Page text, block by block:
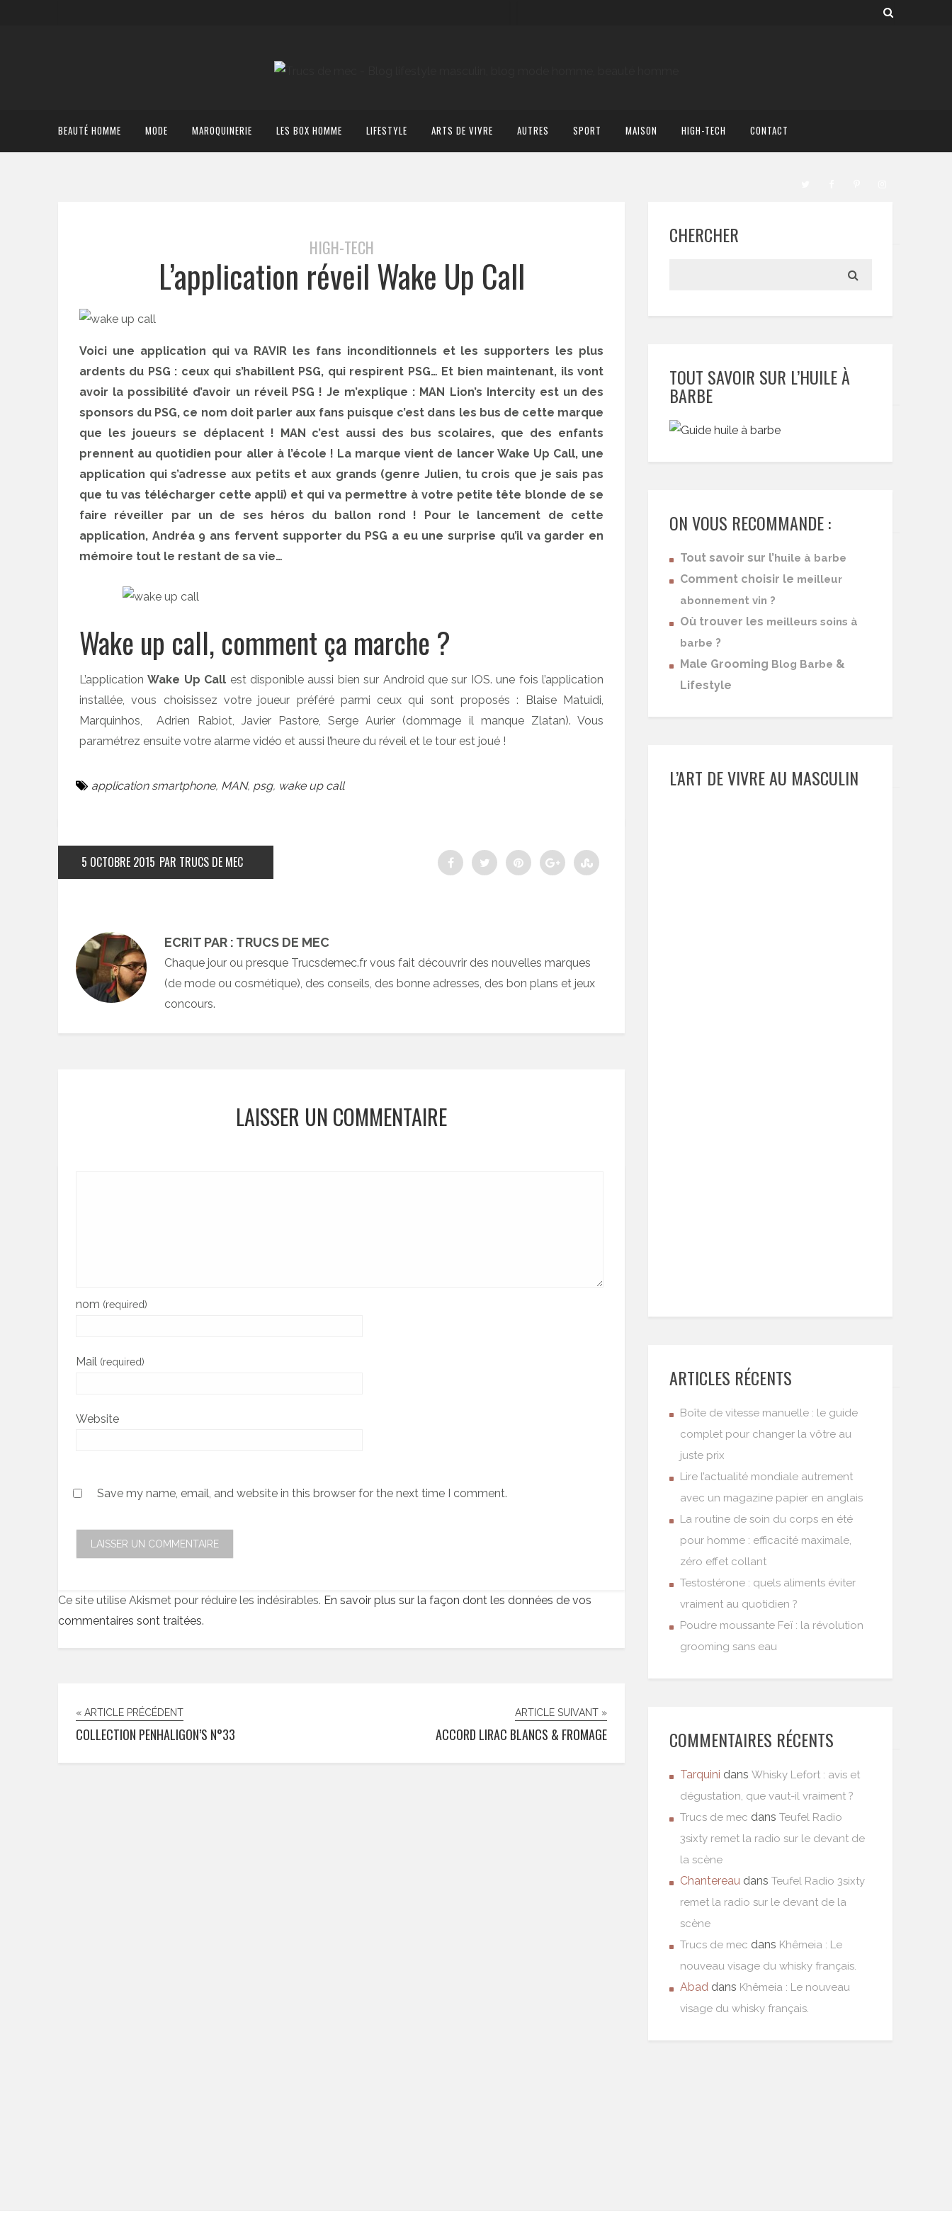
BEAUTÉ HOMME MODE MAROQUINERIE LES BOX HOMME LIFESTYLE ARTS DE VIVRE AUTRES SPORT MAISON HIGH-TECH CONTACT
HIGH-TECH
L’application réveil Wake Up Call
Voici une application qui va RAVIR les fans inconditionnels et les supporters les plus
ardents du PSG : ceux qui s’habillent PSG, qui respirent PSG… Et bien maintenant, ils vont
avoir la possibilité d’avoir un réveil PSG ! Je m’explique : MAN Lion’s Intercity est un des
sponsors du PSG, ce nom doit parler aux fans puisque c’est dans les bus de cette marque
que les joueurs se déplacent ! MAN c’est aussi des bus scolaires, que des enfants
prennent au quotidien pour aller à l’école ! La marque vient de lancer Wake Up Call, une
application qui s’adresse aux petits et aux grands (genre Julien, tu crois que je sais pas
que tu vas télécharger cette appli) et qui va permettre à votre petite tête blonde de se
faire réveiller par un de ses héros du ballon rond ! Pour le lancement de cette
application, Andréa 9 ans fervent supporter du PSG a eu une surprise qu’il va garder en
mémoire tout le restant de sa vie…
Wake up call, comment ça marche ?
L’applicationWake Up Call est disponible aussi bien sur Android que sur IOS. une fois l’application
installée, vous choisissez votre joueur préféré parmi ceux qui sont proposés : Blaise Matuidi,
Marquinhos, Adrien Rabiot, Javier Pastore, Serge Aurier (dommage il manque Zlatan). Vous
paramétrez ensuite votre alarme vidéo et aussi l’heure du réveil et le tour est joué !
application smartphone, MAN, psg, wake up call
5 OCTOBRE 2015 PAR TRUCS DE MEC
ECRIT PAR : TRUCS DE MEC
Chaque jour ou presque Trucsdemec.fr vous fait découvrir des nouvelles marques
(de mode ou cosmétique), des conseils, des bonne adresses, des bon plans et jeux
concours.
LAISSER UN COMMENTAIRE
nom (required)
Mail (required)
Website
Save my name, email, and website in this browser for the next time I comment.
Ce site utilise Akismet pour réduire les indésirables. En savoir plus sur la façon dont les données de vos
commentaires sont traitées.
« ARTICLE PRÉCÉDENT
COLLECTION PENHALIGON’S N°33
ARTICLE SUIVANT »
ACCORD LIRAC BLANCS & FROMAGE
CHERCHER
TOUT SAVOIR SUR L’HUILE À
BARBE
ON VOUS RECOMMANDE :
Tout savoir sur l’huile à barbe
Comment choisir le meilleur
abonnement vin ?
Où trouver les meilleurs soins à
barbe ?
Male Grooming Blog Barbe &
Lifestyle
L’ART DE VIVRE AU MASCULIN
ARTICLES RÉCENTS
Boîte de vitesse manuelle : le guide
complet pour changer la vôtre au
juste prix
Lire l’actualité mondiale autrement
avec un magazine papier en anglais
La routine de soin du corps en été
pour homme : efficacité maximale,
zéro effet collant
Testostérone : quels aliments éviter
vraiment au quotidien ?
Poudre moussante Feï : la révolution
grooming sans eau
COMMENTAIRES RÉCENTS
Tarquini dans Whisky Lefort : avis et
dégustation, que vaut-il vraiment ?
Trucs de mec dans Teufel Radio
3sixty remet la radio sur le devant de
la scène
Chantereau dans Teufel Radio 3sixty
remet la radio sur le devant de la
scène
Trucs de mec dans Khêmeia : Le
nouveau visage du whisky français.
Abad dans Khêmeia : Le nouveau
visage du whisky français.